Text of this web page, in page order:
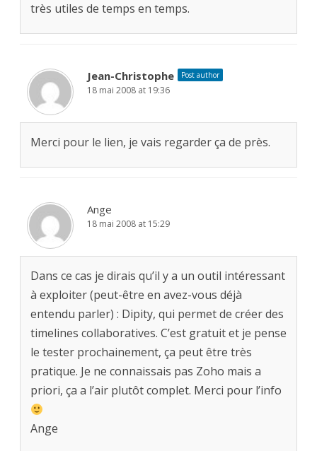
très utiles de temps en temps.
Jean-Christophe Post author
18 mai 2008 at 19:36
Merci pour le lien, je vais regarder ça de près.
Ange
18 mai 2008 at 15:29
Dans ce cas je dirais qu’il y a un outil intéressant
à exploiter (peut-être en avez-vous déjà
entendu parler) : Dipity, qui permet de créer des
timelines collaboratives. C’est gratuit et je pense
le tester prochainement, ça peut être très
pratique. Je ne connaissais pas Zoho mais a
priori, ça a l’air plutôt complet. Merci pour l’info
Ange